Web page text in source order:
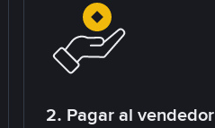
2. Pagar al vendedor